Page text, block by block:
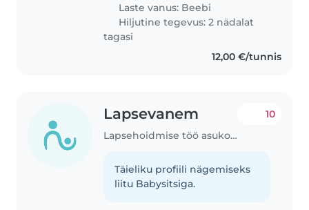
Laste vanus: Beebi
Hiljutine tegevus: 2 nädalat
tagasi
12,00 €/tunnis
Lapsevanem
Lapsehoidmise töö asukohas Tallinn
10
Täieliku profiili nägemiseks
liitu Babysitsiga.